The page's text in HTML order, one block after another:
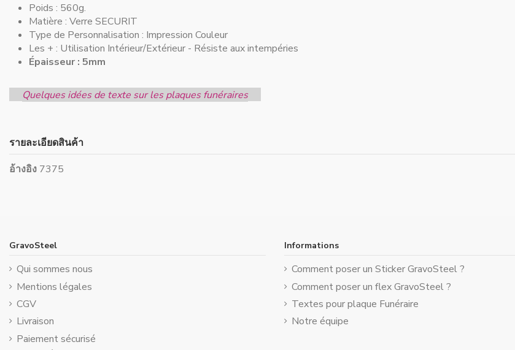
Poids : 560g.
Matière : Verre SECURIT
Type de Personnalisation : Impression Couleur
Les + : Utilisation Intérieur/Extérieur - Résiste aux intempéries
Épaisseur : 5mm
Quelques idées de texte sur les plaques funéraires
รายละเอียดสินค้า
อ้างอิง 7375
GravoSteel
Qui sommes nous
Mentions légales
CGV
Livraison
Paiement sécurisé
Informations
Comment poser un Sticker GravoSteel ?
Comment poser un flex GravoSteel ?
Textes pour plaque Funéraire
Notre équipe